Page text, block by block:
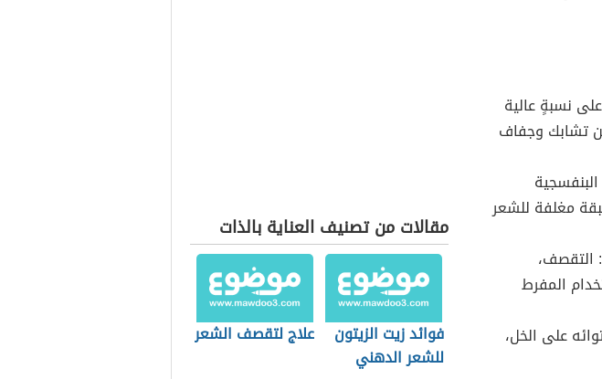
نسبةٍ عالية
تشابك وجفاف
مغلفة للشعر
التقصف،
المفرط
على الخل،
مقالات من تصنيف العناية بالذات
فوائد زيت الزيتون
للشعر الدهني
علاج لتقصف الشعر